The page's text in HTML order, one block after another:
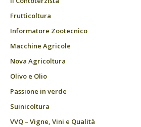
Frutticoltura
Informatore Zootecnico
Macchine Agricole
Nova Agricoltura
Olivo e Olio
Passione in verde
Suinicoltura
VVQ – Vigne, Vini e Qualità